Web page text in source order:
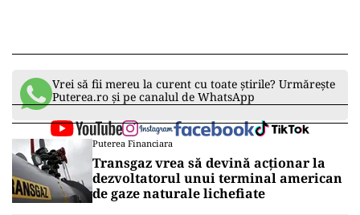
Vrei să fii mereu la curent cu toate știrile? Urmărește
Puterea.ro și pe canalul de WhatsApp
Puterea Financiara
Transgaz vrea să devină acționar la
dezvoltatorul unui terminal american
de gaze naturale lichefiate